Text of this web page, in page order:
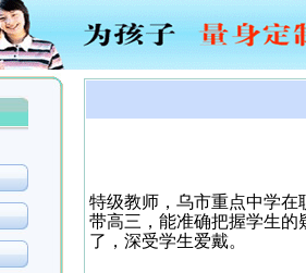
特级教师，乌市重点中学在
带高三，能准确把握学生的
了，深受学生爱戴。